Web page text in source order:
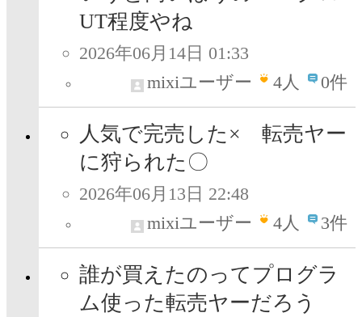
UT程度やね
2026年06月14日 01:33
mixiユーザー
4人 0件
人気で完売した× 転売ヤー
に狩られた〇
2026年06月13日 22:48
mixiユーザー
4人 3件
誰が買えたのってプログラ
ム使った転売ヤーだろう